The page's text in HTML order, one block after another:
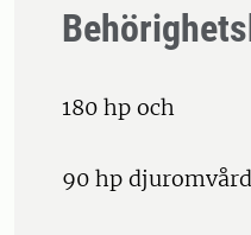
180 hp och
90 hp